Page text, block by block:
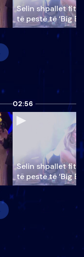
Selin shpallet
të pestë të ‘Big
02:56
Selin shpallet
të pestë të ‘Big